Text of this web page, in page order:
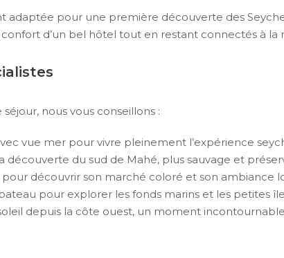
adaptée pour une première découverte des
d’un bel hôtel tout en restant connectés à la
nous vous conseillons :
vue mer pour vivre pleinement l’expérience
découverte du sud de Mahé, plus sauvage et
découvrir son marché coloré et son ambiance
pour explorer les fonds marins et les petites
depuis la côte ouest, un moment